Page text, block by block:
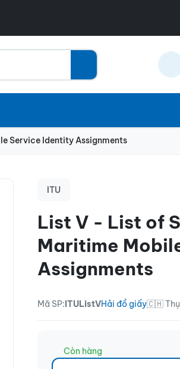
Service Identity Assignments
ITU
List V - List of
Maritime
Assignments
Mã SP:ITUListVHải đồ giấy🇨🇭
Còn hàng